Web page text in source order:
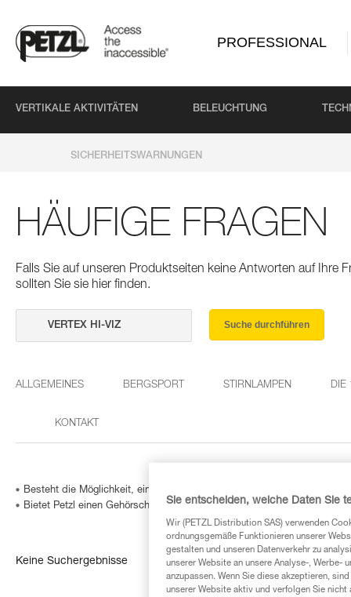
PROFESSIONAL
VERTIKALE AKTIVITÄTEN BELEUCHTUNG
SICHERHEITSWARNUNGEN
HÄUFIGE FRAGEN
Falls Sie auf unseren Produktseiten keine Antworten auf Ihre
sollten Sie sie hier finden.
Suche durchführen
ALLGEMEINES BERGSPORT STIRNLAMPEN DIE
KONTAKT
Besteht die Möglichkeit, einen VIZEN-Gesichtsschutz an einem vor
Bietet Petzl einen Gehörschutz für die Helme VERTEX / ALVEO /
Keine Suchergebnisse
Sie entscheiden, welche Daten Sie
Wir (PETZL Distribution SAS) verwenden
ordnungsgemäße Funktionieren unserer
gestalten und unseren Datenverkehr zu
unserer Website an unsere Analyse-, Werbe-
anzupassen. Wenn Sie diese akzeptieren,
unserer Website aktiv und verfolgen Sie